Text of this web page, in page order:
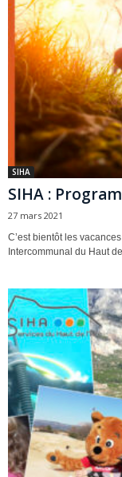
SIHA
SIHA :
27 mars 2021
C’est bientôt les
Intercommunal du Haut